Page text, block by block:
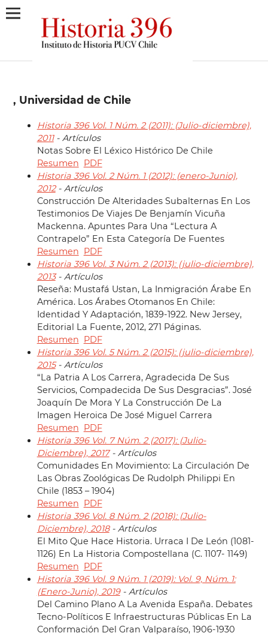
, Universidad de Chile
Historia 396 Vol. 1 Núm. 2 (2011): (Julio-diciembre),
2011- Artículos
Notas Sobre El Léxico Histórico De Chile
Resumen PDF
Historia 396 Vol. 2 Núm. 1 (2012): (enero-Junio),
2012- Artículos
Construcción De Alteridades Subalternas En Los
Testimonios De Viajes De Benjamín Vicuña
Mackenna. Apuntes Para Una “Lectura A
Contrapelo” En Esta Categoría De Fuentes
Resumen PDF
Historia 396 Vol. 3 Núm. 2 (2013): (julio-diciembre),
2013- Artículos
Reseña: Mustafá Ustan, La Inmigración Árabe En
América. Los Árabes Otomanos En Chile:
Identidad Y Adaptación, 1839-1922. New Jersey,
Editorial La Fuente, 2012, 271 Páginas.
Resumen PDF
Historia 396 Vol. 5 Núm. 2 (2015): (julio-diciembre),
2015- Artículos
“La Patria A Los Carrera, Agradecida De Sus
Servicios, Compadecida De Sus Desgracias”. José
Joaquín De Mora Y La Construcción De La
Imagen Heroica De José Miguel Carrera
Resumen PDF
Historia 396 Vol. 7 Núm. 2 (2017): (Julio-
Diciembre), 2017- Artículos
Comunidades En Movimiento: La Circulación De
Las Obras Zoológicas De Rudolph Philippi En
Chile (1853 – 1904)
Resumen PDF
Historia 396 Vol. 8 Núm. 2 (2018): (Julio-
Diciembre), 2018- Artículos
El Mito Que Hace Historia. Urraca I De León (1081-
1126) En La Historia Compostellana (C. 1107- 1149)
Resumen PDF
Historia 396 Vol. 9 Núm. 1 (2019): Vol. 9, Núm. 1:
(Enero-Junio), 2019- Artículos
Del Camino Plano A La Avenida España. Debates
Tecno-Políticos E Infraestructuras Públicas En La
Conformación Del Gran Valparaíso, 1906-1930